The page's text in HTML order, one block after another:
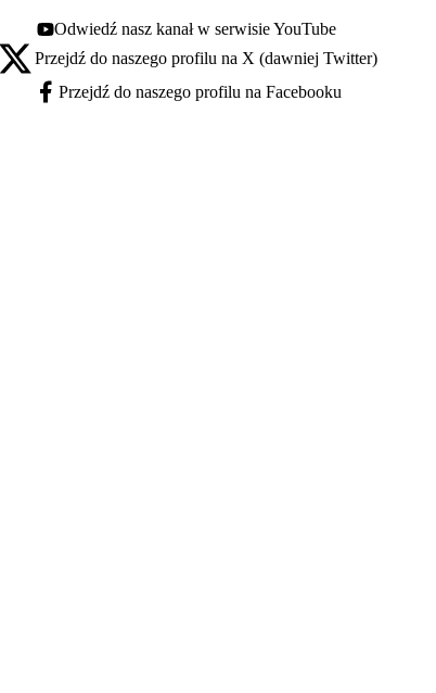
Youtube - otwiera się w nowej karcie
Odwiedź nasz kanał w serwisie YouTube
X - otwiera się w nowej karcie
Przejdź do naszego profilu na X (dawniej Twitter)
Facebook - otwiera się w nowej karcie
Przejdź do naszego profilu na Facebooku